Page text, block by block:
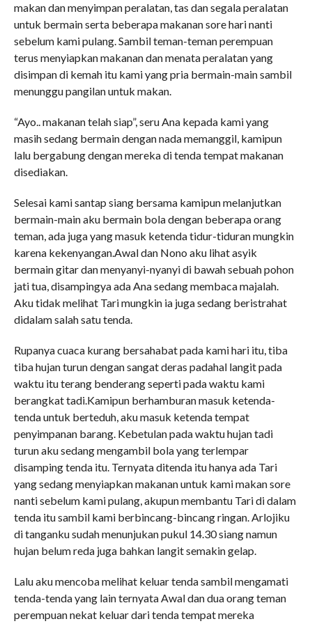
makan dan menyimpan peralatan, tas dan segala peralatan
untuk bermain serta beberapa makanan sore hari nanti
sebelum kami pulang. Sambil teman-teman perempuan
terus menyiapkan makanan dan menata peralatan yang
disimpan di kemah itu kami yang pria bermain-main sambil
menunggu pangilan untuk makan.
“Ayo.. makanan telah siap”, seru Ana kepada kami yang
masih sedang bermain dengan nada memanggil, kamipun
lalu bergabung dengan mereka di tenda tempat makanan
disediakan.
Selesai kami santap siang bersama kamipun melanjutkan
bermain-main aku bermain bola dengan beberapa orang
teman, ada juga yang masuk ketenda tidur-tiduran mungkin
karena kekenyangan.Awal dan Nono aku lihat asyik
bermain gitar dan menyanyi-nyanyi di bawah sebuah pohon
jati tua, disampingya ada Ana sedang membaca majalah.
Aku tidak melihat Tari mungkin ia juga sedang beristrahat
didalam salah satu tenda.
Rupanya cuaca kurang bersahabat pada kami hari itu, tiba
tiba hujan turun dengan sangat deras padahal langit pada
waktu itu terang benderang seperti pada waktu kami
berangkat tadi.Kamipun berhamburan masuk ketenda-
tenda untuk berteduh, aku masuk ketenda tempat
penyimpanan barang. Kebetulan pada waktu hujan tadi
turun aku sedang mengambil bola yang terlempar
disamping tenda itu. Ternyata ditenda itu hanya ada Tari
yang sedang menyiapkan makanan untuk kami makan sore
nanti sebelum kami pulang, akupun membantu Tari di dalam
tenda itu sambil kami berbincang-bincang ringan. Arlojiku
di tanganku sudah menunjukan pukul 14.30 siang namun
hujan belum reda juga bahkan langit semakin gelap.
Lalu aku mencoba melihat keluar tenda sambil mengamati
tenda-tenda yang lain ternyata Awal dan dua orang teman
perempuan nekat keluar dari tenda tempat mereka